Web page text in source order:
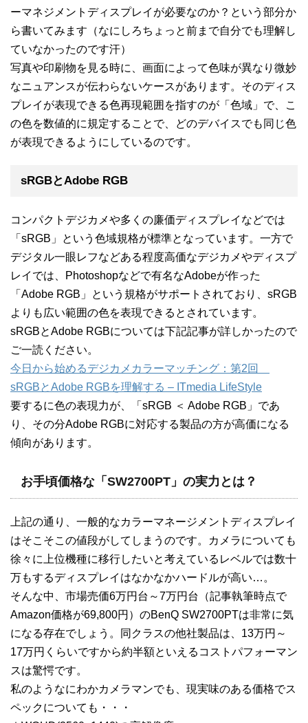
ーマネジメントディスプレイが必要なのか？という部分か
ら書いてみます（なにしろちょっと前まで自分でも理解し
ていなかったのです汗）
写真や印刷物を見る時に、画面によって色味が異なり微妙
なニュアンスが伝わらないケースがあります。そのディス
プレイが表現できる色再現範囲を指すのが「色域」で、こ
の色を数値的に規定することで、どのデバイスでも同じ色
が表現できるようにしているのです。
sRGBとAdobe RGB
コンパクトデジカメや多くの廉価ディスプレイなどでは
「sRGB」という色域規格が標準となっています。一方で
デジタル一眼レフなどある程度高価なデジカメやディスプ
レイでは、Photoshopなどで有名なAdobeが作った
「Adobe RGB」という規格がサポートされており、sRGB
よりも広い範囲の色を表現できるとされています。
sRGBとAdobe RGBについては下記記事が詳しかったので
ご一読ください。
今日から始めるデジカメカラーマッチング：第2回
sRGBとAdobe RGBを理解する – ITmedia LifeStyle
要するに色の表現力が、「sRGB ＜ Adobe RGB」であ
り、その分Adobe RGBに対応する製品の方が高価になる
傾向があります。
お手頃価格な「SW2700PT」の実力とは？
上記の通り、一般的なカラーマネージメントディスプレイ
はそこそこの値段がしてしまうのです。カメラについても
徐々に上位機種に移行したいと考えているレベルでは数十
万もするディスプレイはなかなかハードルが高い…。
そんな中、市場売価6万円台～7万円台（記事執筆時点で
Amazon価格が69,800円）のBenQ SW2700PTは非常に気
になる存在でしょう。同クラスの他社製品は、13万円～
17万円くらいですから約半額といえるコストパフォーマン
スは驚愕です。
私のようなにわかカメラマンでも、現実味のある価格でス
ペックについても・・・